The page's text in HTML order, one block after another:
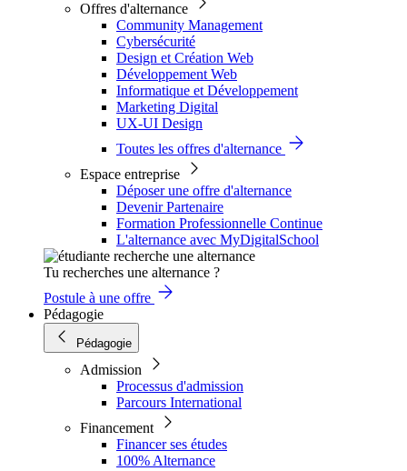
Offres d'alternance
Community Management
Cybersécurité
Design et Création Web
Développement Web
Informatique et Développement
Marketing Digital
UX-UI Design
Toutes les offres d'alternance
Espace entreprise
Déposer une offre d'alternance
Devenir Partenaire
Formation Professionnelle Continue
L'alternance avec MyDigitalSchool
Tu recherches une alternance ?
Postule à une offre
Pédagogie
Pédagogie
Admission
Processus d'admission
Parcours International
Financement
Financer ses études
100% Alternance